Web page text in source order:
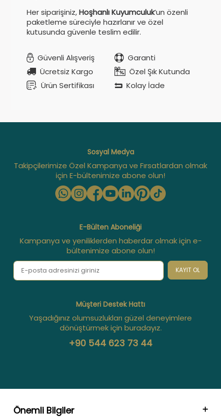
Her siparişiniz,Hoşhanlı Kuyumculuk’un özenli
paketleme süreciyle hazırlanır ve özel
kutusunda güvenle teslim edilir.
Güvenli Alışveriş
Garanti
Ücretsiz Kargo
Özel Şık Kutunda
Ürün Sertifikası
Kolay İade
Sosyal Medya
Takipçilerimize Özel Kampanya ve Fırsatlardan olmak
için E-bültenimize abone olun!
E-Bülten Aboneliği
Kampanya ve yeniliklerden haberdar olmak için e-
bültenimize abone olun!
KAYIT OL
Müşteri Destek Hattı
Yaşadığınız olumsuzlukları güzel deneyimlere
dönüştürmek için buradayız.
+90 544 623 73 44
Önemli Bilgiler